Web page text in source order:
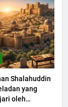
Shalahuddin
yang
oleh
Orang